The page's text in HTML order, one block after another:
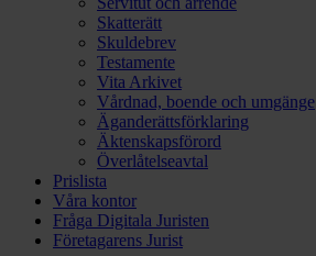
Skatterätt
Skuldebrev
Testamente
Vita Arkivet
Vårdnad, boende och umgänge
Äganderättsförklaring
Äktenskapsförord
Överlåtelseavtal
Prislista
Våra kontor
Fråga Digitala Juristen
Företagarens Jurist